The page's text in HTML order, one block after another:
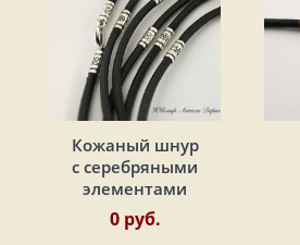
Кожаный шнур
с серебряными
элементами
0 руб.